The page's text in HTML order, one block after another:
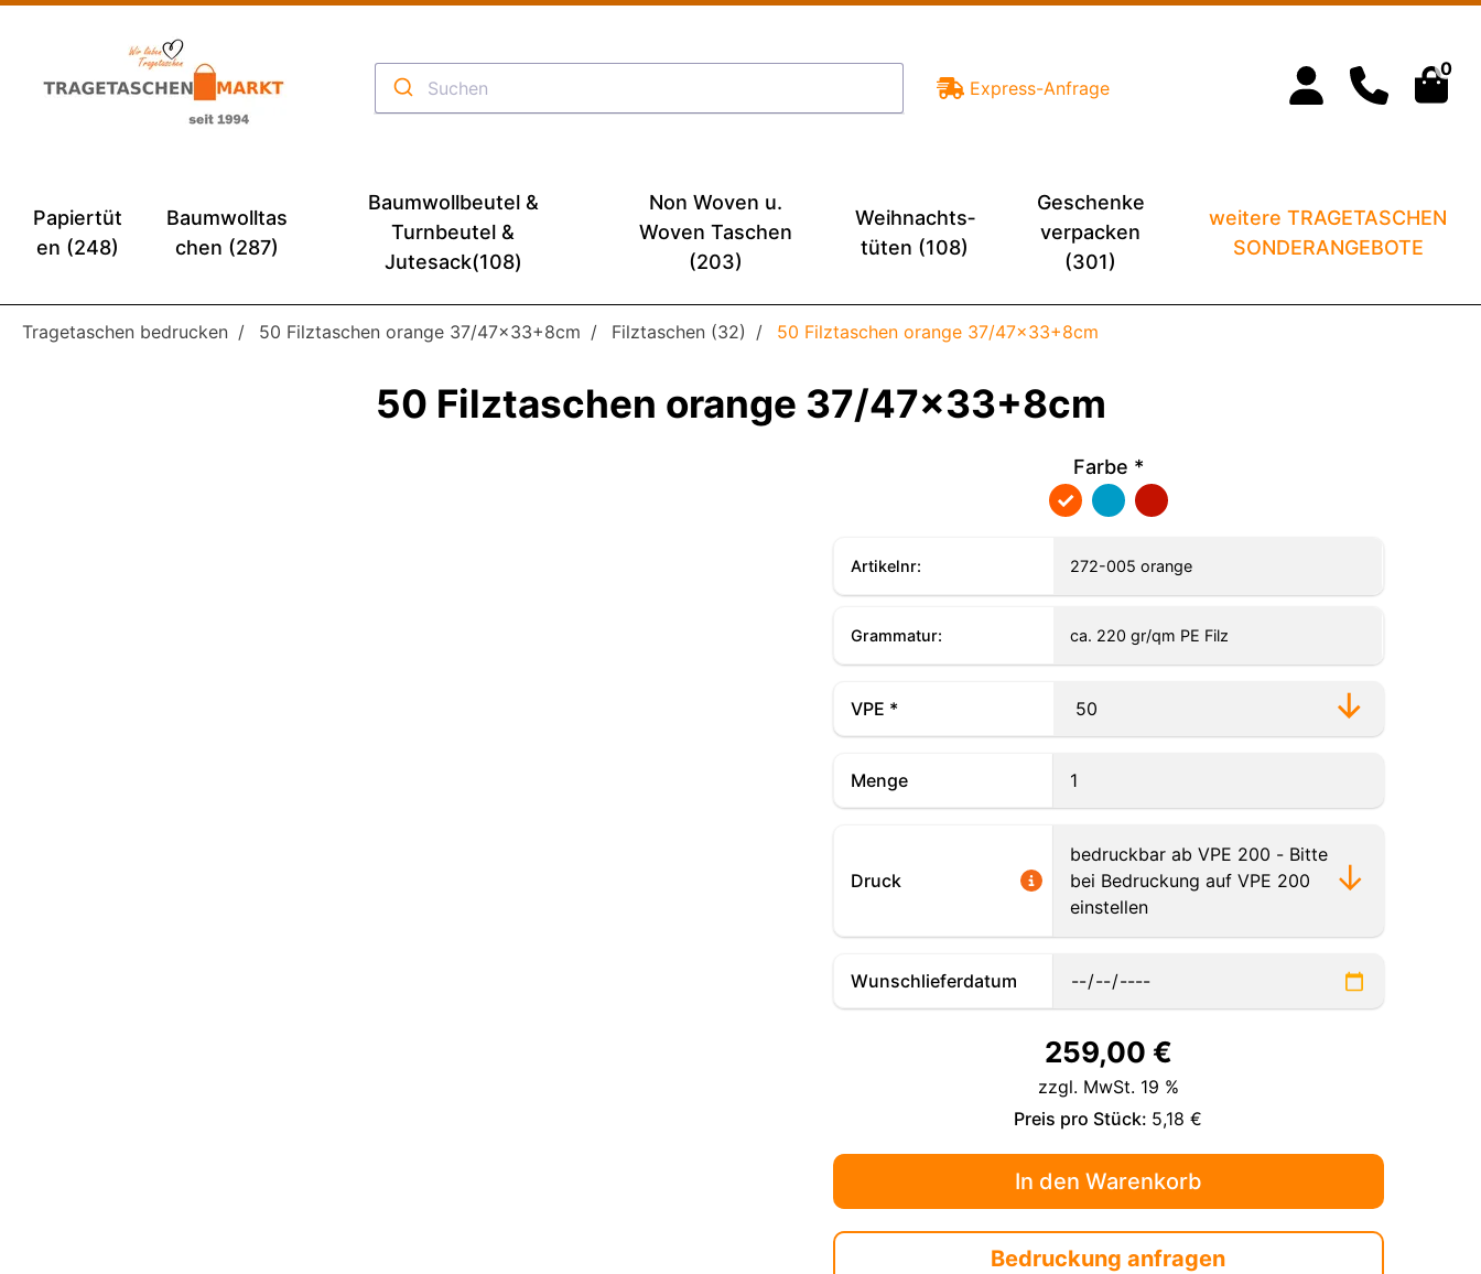
Express-Anfrage
0
Papiertüt
en (248)
Baumwolltas
chen (287)
Baumwollbeutel &
Turnbeutel &
Jutesack(108)
Non Woven u.
Woven Taschen
(203)
Weihnachts­
tüten (108)
Geschenke
verpacken
(301)
weitere TRAGETASCHEN
SONDERANGEBOTE
Tragetaschen bedrucken 50 Filztaschen orange 37/47x33+8cm Filztaschen (32) 50 Filztaschen orange 37/47x33+8cm
50 Filztaschen orange 37/47x33+8cm
Farbe *
Artikelnr: 272-005 orange
Grammatur: ca. 220 gr/qm PE Filz
VPE *
Menge
Druck
Wunschlieferdatum
259,00 €
zzgl. MwSt. 19 %
Preis pro Stück: 5,18 €
Bedruckung anfragen